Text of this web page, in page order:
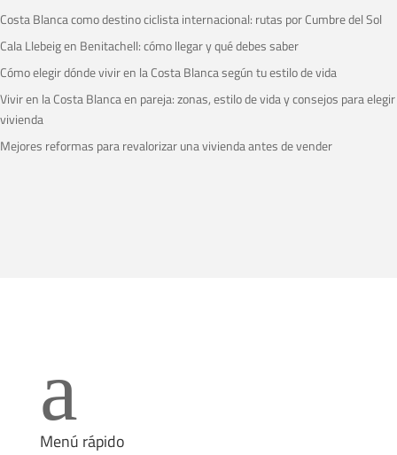
Costa Blanca como destino ciclista internacional: rutas por Cumbre del Sol
Cala Llebeig en Benitachell: cómo llegar y qué debes saber
Cómo elegir dónde vivir en la Costa Blanca según tu estilo de vida
Vivir en la Costa Blanca en pareja: zonas, estilo de vida y consejos para elegir
vivienda
Mejores reformas para revalorizar una vivienda antes de vender
a
Menú rápido